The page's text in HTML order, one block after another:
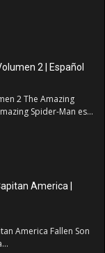
2 | Español
2 The Amazing
Spider-Man es...
America |
America Fallen Son